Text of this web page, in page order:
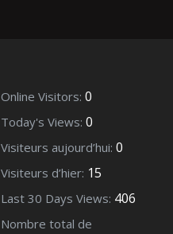
Online Visitors: 0
Today's Views: 0
Visiteurs aujourd’hui: 0
Visiteurs d’hier: 15
Last 30 Days Views: 406
Nombre total de